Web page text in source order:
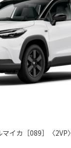
イカ［089］〈2VP〉